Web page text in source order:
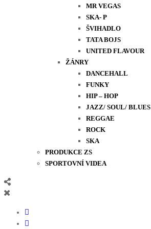
MR VEGAS
SKA- P
ŠVIHADLO
TATA BOJS
UNITED FLAVOUR
ŽÁNRY
DANCEHALL
FUNKY
HIP – HOP
JAZZ/ SOUL/ BLUES
REGGAE
ROCK
SKA
PRODUKCE ZS
SPORTOVNÍ VIDEA